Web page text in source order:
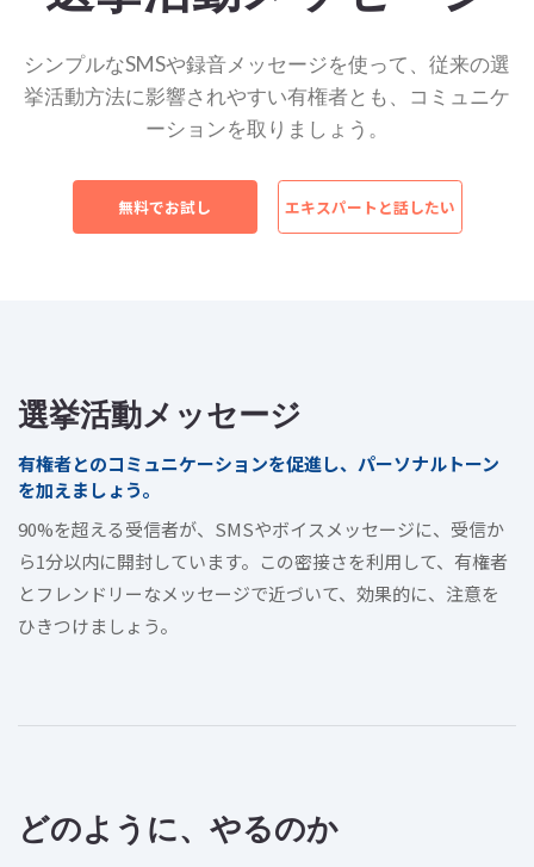
シンプルなSMSや録音メッセージを使って、従来の選
挙活動方法に影響されやすい有権者とも、コミュニケ
ーションを取りましょう。
無料でお試し エキスパートと話したい
選挙活動メッセージ
有権者とのコミュニケーションを促進し、パーソナルトーン
を加えましょう。
90%を超える受信者が、SMSやボイスメッセージに、受信か
ら1分以内に開封しています。この密接さを利用して、有権者
とフレンドリーなメッセージで近づいて、効果的に、注意を
ひきつけましょう。
どのように、やるのか